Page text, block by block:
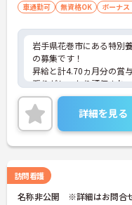
車通勤可 無資格OK ボーナス
岩手県花巻市にある特別
の募集です！
昇給と計4.70ヵ月分の賞
張りがしっかり評価され
ができます！
また、介護福祉士の資格
ながらキャリアアップも
ご興味ある方は面接ポイ
お気軽にご連絡ください
詳細を見る
訪問看護
名称非公開 ※詳細はお問合